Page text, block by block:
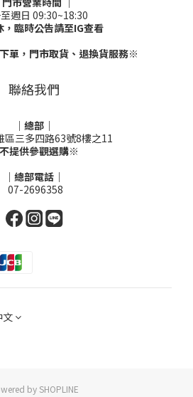
週日 09:30~18:30
，臨時公告請至IG查看
單，門市取貨、退換貨服務※
聯絡我們
｜總部｜
區三多四路63號8樓之11
提供參觀選購※
｜總部電話｜
07-2696358
文
by SHOPLINE